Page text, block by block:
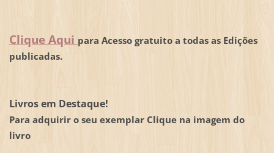
Clique Aqui para Acesso gratuito a todas as Edições
publicadas.
Livros em Destaque!
Para adquirir o seu exemplar Clique na imagem do
livro